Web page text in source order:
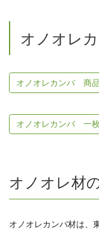
オノオレ
オノオレカンバ 商
オノオレカンバ 一
オノオレ材
オノオレカンバ材は、